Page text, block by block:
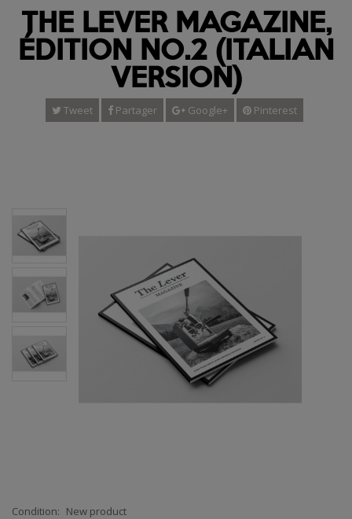
THE LEVER MAGAZINE,
ÉDITION NO.2 (ITALIAN
VERSION)
Tweet Partager Google+ Pinterest
Condition: New product